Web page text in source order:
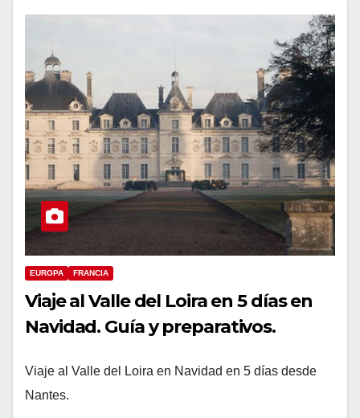
EUROPA FRANCIA
Viaje al Valle del Loira en 5 días en
Navidad. Guía y preparativos.
Viaje al Valle del Loira en Navidad en 5 días desde
Nantes.